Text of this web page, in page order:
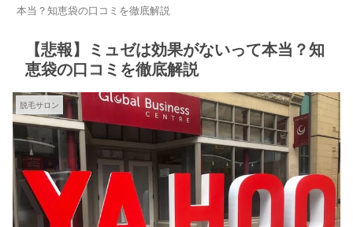
本当？知恵袋の口コミを徹底解説
【悲報】ミュゼは効果がないって本当？知
恵袋の口コミを徹底解説
脱毛サロン